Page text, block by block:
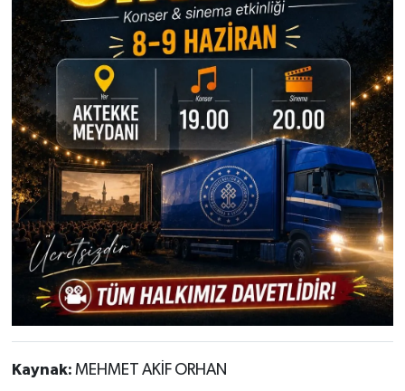
Kaynak: MEHMET AKİF ORHAN